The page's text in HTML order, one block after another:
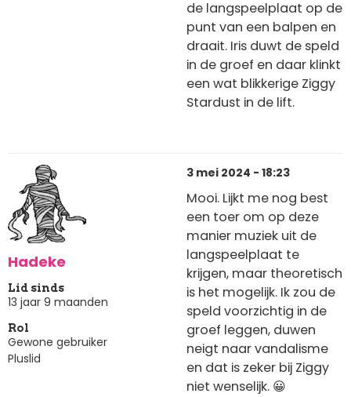
de langspeelplaat op de
punt van een balpen en
draait. Iris duwt de speld
in de groef en daar klinkt
een wat blikkerige Ziggy
Stardust in de lift.
Hadeke
Lid sinds
13 jaar 9 maanden
Rol
Gewone gebruiker
Pluslid
3 mei 2024 - 18:23
Mooi. Lijkt me nog best
een toer om op deze
manier muziek uit de
langspeelplaat te
krijgen, maar theoretisch
is het mogelijk. Ik zou de
speld voorzichtig in de
groef leggen, duwen
neigt naar vandalisme
en dat is zeker bij Ziggy
niet wenselijk. 😀